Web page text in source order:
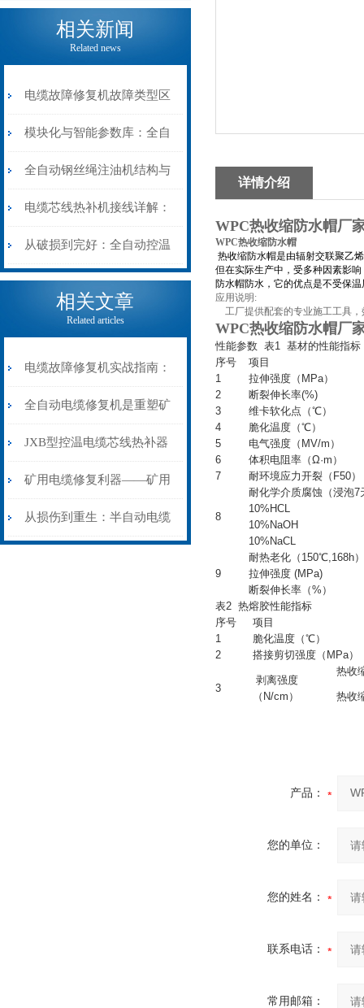
相关新闻
Related news
电缆故障修复机故障类型区
分指南：从“绝缘电
阻”到“波形特征”的精准诊
断逻辑
模块化与智能参数库：全自
动电缆修复机的快速换型逻
辑
全自动钢丝绳注油机结构与
工作原理：揭秘高效润滑的
机械密码
电缆芯线热补机接线详解：
从入门到精通
从破损到完好：全自动控温
电缆热补机的核心价值
相关文章
Related articles
电缆故障修复机实战指南：
从“盲测”到“精确定点”的三
步作业法
全自动电缆修复机是重塑矿
山电力动脉的“智能外科医
生”
JXB型控温电缆芯线热补器
安装与接线：精准修复的工
艺基石
矿用电缆修复利器——矿用
电缆热补机智能控温，安全
从损伤到重生：半自动电缆
详情介绍
WPC热收缩防水帽厂
WPC热收缩防水帽
热收缩防水帽是由辐射交联聚乙
但在实际生产中，受多种因素影
防水帽防水，它的优点是不受保
应用说明:
工厂提供配套的专业施工工具，
WPC热收缩防水帽厂
性能参数 表1 基材的性能指标
序号
项目
1
拉伸强度（MPa）
2
断裂伸长率(%)
3
维卡软化点（℃）
4
脆化温度（℃）
5
电气强度（MV/m）
6
体积电阻率（Ω·m）
7
耐环境应力开裂（F50）
8
耐化学介质腐蚀（浸泡7
10%HCL
10%NaOH
10%NaCL
9
耐热老化（150℃,168h）
拉伸强度 (MPa)
断裂伸长率（%）
表2 热熔胶性能指标
序号
项目
1
脆化温度（℃）
2
搭接剪切强度（MPa
3
剥离强度
（N/cm）
热收
热收
产品：
您的单位：
您的姓名：
联系电话：
常用邮箱：